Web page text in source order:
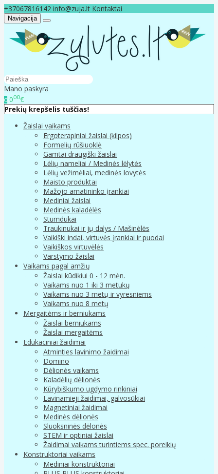
+37067816142 info@zuja.lt Kontaktai
Navigacija
Mano paskyra
0 000€
Prekių krepšelis tuščias!
Žaislai vaikams
Ergoterapiniai žaislai (kilpos)
Formelių rūšiuoklė
Gamtai draugiški žaislai
Lėlių nameliai / Medinės lėlytės
Lėlių vežimėliai, medinės lovytės
Maisto produktai
Mažojo amatininko įrankiai
Mediniai žaislai
Medinės kaladėlės
Stumdukai
Traukinukai ir jų dalys / Mašinėlės
Vaikiški indai, virtuvės įrankiai ir puodai
Vaikiškos virtuvėlės
Varstymo žaislai
Vaikams pagal amžių
Žaislai kūdikiui 0 - 12 mėn.
Vaikams nuo 1 iki 3 metukų
Vaikams nuo 3 metų ir vyresniems
Vaikams nuo 8 metų
Mergaitėms ir berniukams
Žaislai berniukams
Žaislai mergaitėms
Edukaciniai žaidimai
Atminties lavinimo žaidimai
Domino
Dėlionės vaikams
Kaladėlių dėlionės
Kūrybiškumo ugdymo rinkiniai
Lavinamieji žaidimai, galvosūkiai
Magnetiniai žaidimai
Medinės dėlionės
Sluoksninės dėlonės
STEM ir optiniai žaislai
Žaidimai vaikams turintiems spec. poreikių
Konstruktoriai vaikams
Mediniai konstruktoriai